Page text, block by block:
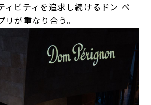
ィビティを追求し続けるドン ペ
が重なり合う。